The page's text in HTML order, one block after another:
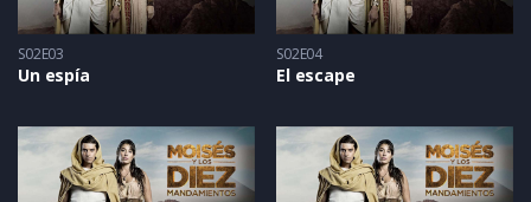
S02E03
Un espía
S02E04
El escape